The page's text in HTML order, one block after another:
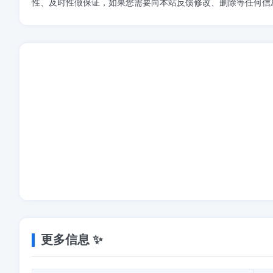
性、及时性做保证，如果您需要向本站反馈修改、删除等任何信
更多信息 ✨